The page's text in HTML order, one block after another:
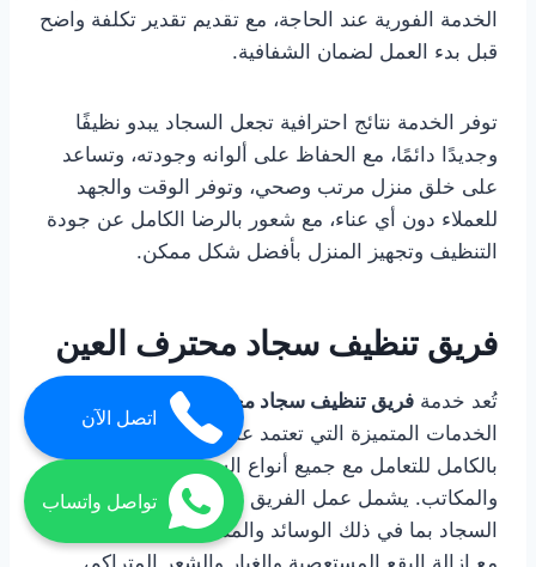
الخدمة الفورية عند الحاجة، مع تقديم تقدير تكلفة واضح
قبل بدء العمل لضمان الشفافية.
توفر الخدمة نتائج احترافية تجعل السجاد يبدو نظيفًا
وجديدًا دائمًا، مع الحفاظ على ألوانه وجودته، وتساعد
على خلق منزل مرتب وصحي، وتوفر الوقت والجهد
للعملاء دون أي عناء، مع شعور بالرضا الكامل عن جودة
التنظيف وتجهيز المنزل بأفضل شكل ممكن.
فريق تنظيف سجاد محترف العين
تُعد خدمة فريق تنظيف سجاد محترف العين
الخدمات المتميزة التي تعتمد على فرق مدربة ومجهزة
بالكامل للتعامل مع جميع أنواع السجاد في المنازل
والمكاتب. يشمل عمل الفريق تنظيف جميع أجزاء
السجاد بما في ذلك الوسائد والمساند والزوايا الضيقة،
مع إزالة البقع المستعصية والغبار والشعر المتراكم،
اتصل الآن
تواصل واتساب